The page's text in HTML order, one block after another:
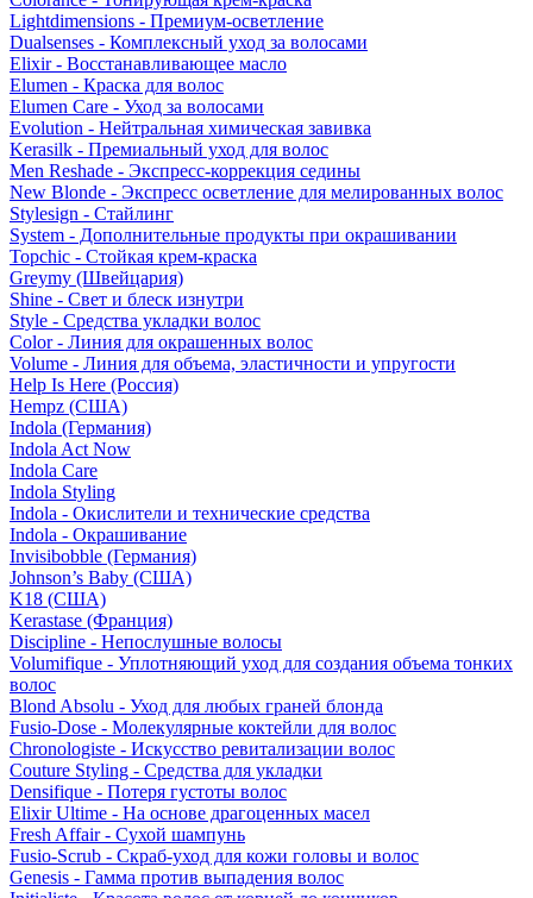
Lightdimensions - Премиум-осветление
Dualsenses - Комплексный уход за волосами
Elixir - Восстанавливающее масло
Elumen - Краска для волос
Elumen Care - Уход за волосами
Evolution - Нейтральная химическая завивка
Kerasilk - Премиальный уход для волос
Men Reshade - Экспресс-коррекция седины
New Blonde - Экспресс осветление для мелированных волос
Stylesign - Стайлинг
System - Дополнительные продукты при окрашивании
Topchic - Стойкая крем-краска
Greymy (Швейцария)
Shine - Свет и блеск изнутри
Style - Средства укладки волос
Color - Линия для окрашенных волос
Volume - Линия для объема, эластичности и упругости
Help Is Here (Россия)
Hempz (США)
Indola (Германия)
Indola Act Now
Indola Care
Indola Styling
Indola - Окислители и технические средства
Indola - Окрашивание
Invisibobble (Германия)
Johnson’s Baby (США)
K18 (США)
Kerastase (Франция)
Discipline - Непослушные волосы
Volumifique - Уплотняющий уход для создания объема тонких
волос
Blond Absolu - Уход для любых граней блонда
Fusio-Dose - Молекулярные коктейли для волос
Chronologiste - Искусство ревитализации волос
Couture Styling - Средства для укладки
Densifique - Потеря густоты волос
Elixir Ultime - На основе драгоценных масел
Fresh Affair - Сухой шампунь
Fusio-Scrub - Скраб-уход для кожи головы и волос
Genesis - Гамма против выпадения волос